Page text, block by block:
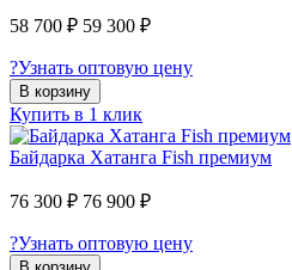
58 700 ₽ 59 300 ₽
?Узнать оптовую цену
В корзину
Купить в 1 клик
Байдарка Хатанга Fish премиум
76 300 ₽ 76 900 ₽
?Узнать оптовую цену